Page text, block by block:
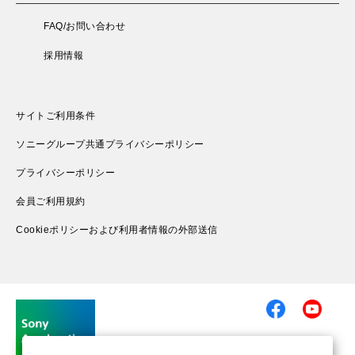
FAQ/お問い合わせ
採用情報
サイトご利用条件
ソニーグループ共通プライバシーポリシー
プライバシーポリシー
会員ご利用規約
Cookieポリシーおよび利用者情報の外部送信